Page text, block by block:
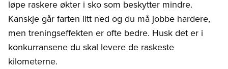
løpe raskere økter i sko som beskytter mindre.
Kanskje går farten litt ned og du må jobbe hardere,
men treningseffekten er ofte bedre. Husk det er i
konkurransene du skal levere de raskeste
kilometerne.